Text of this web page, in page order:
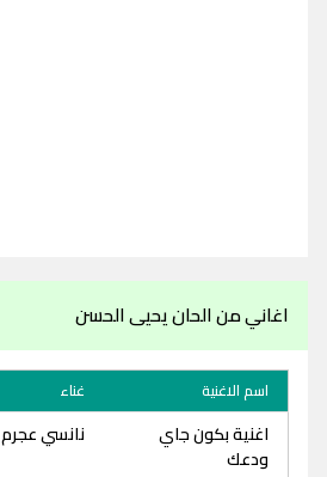
اغاني من الحان يحيى الحسن
اسم الاغنية غناء
اغنية بكون جاي
ودعك
نانسي عجرم